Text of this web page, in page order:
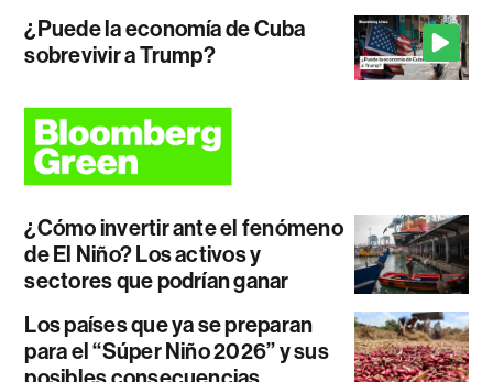
¿Puede la economía de Cuba
sobrevivir a Trump?
¿Cómo invertir ante el fenómeno
de El Niño? Los activos y
sectores que podrían ganar
Los países que ya se preparan
para el “Súper Niño 2026” y sus